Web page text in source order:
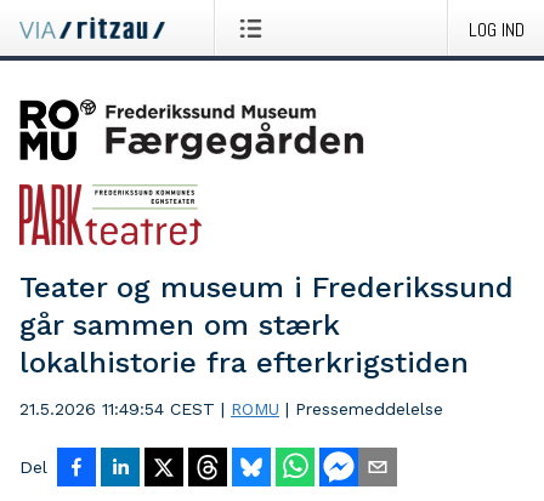
LOG IND
Teater og museum i Frederikssund
går sammen om stærk
lokalhistorie fra efterkrigstiden
21.5.2026 11:49:54 CEST | ROMU | Pressemeddelelse
Del